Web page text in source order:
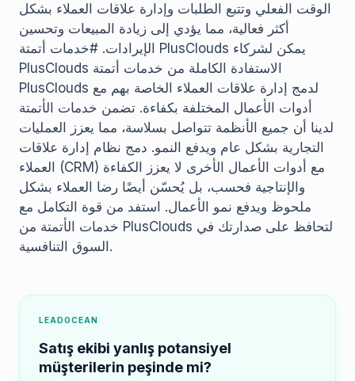
الوقت الفعلي وتتبع الطلبات وإدارة علاقات العملاء بشكل
أكثر فعالية، مما يؤدي إلى زيادة المبيعات وتحسين
الإيرادات. #خدمات أتمتة PlusClouds يمكن لشركاء
PlusClouds الاستفادة الكاملة من خدمات أتمتة
PlusClouds لدمج إدارة علاقات العملاء الخاصة بهم مع
أدوات الأعمال المختلفة بكفاءة. تضمن خدمات الأتمتة
لدينا أن جميع الأنظمة تتواصل بسلاسة، مما يعزز العمليات
التجارية بشكل عام ويدفع النمو. دمج نظام إدارة علاقات
العملاء (CRM) مع أدوات الأعمال الأخرى لا يعزز الكفاءة
والإنتاجية فحسب، بل يُحسّن أيضًا رضا العملاء بشكل
ملحوظ ويدفع نمو الأعمال. استفد من قوة التكامل مع
خدمات الأتمتة من PlusClouds لتحافظ على صدارتك في
السوق التنافسية.
LEADOCEAN
Satış ekibi yanlış potansiyel
müşterilerin peşinde mi?